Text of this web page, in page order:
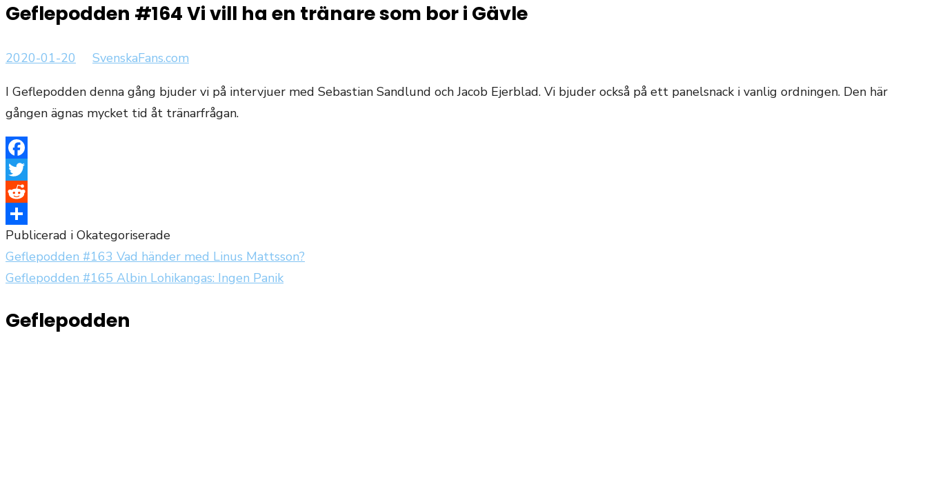
Geflepodden #164 Vi vill ha en tränare som bor i Gävle
Publicerat
2020-01-20 Författare
SvenskaFans.com
I Geflepodden denna gång bjuder vi på intervjuer med Sebastian Sandlund och Jacob Ejerblad. Vi bjuder också på ett panelsnack i vanlig ordningen. Den här
gången ägnas mycket tid åt tränarfrågan.
Facebook
Twitter
Reddit
Dela
Publicerad i Okategoriserade
Inläggsnavigering
Geflepodden #163 Vad händer med Linus Mattsson?
Geflepodden #165 Albin Lohikangas: Ingen Panik
Geflepodden